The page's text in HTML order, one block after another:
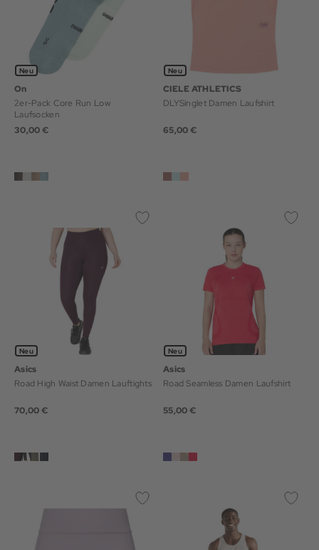
Neu
On
2er-Pack Core Run Low
Laufsocken
30,00 €
Neu
CIELE ATHLETICS
DLYSinglet Damen Laufshirt
65,00 €
Neu
Asics
Road High Waist Damen Lauftights
70,00 €
Neu
Asics
Road Seamless Damen Laufshirt
55,00 €